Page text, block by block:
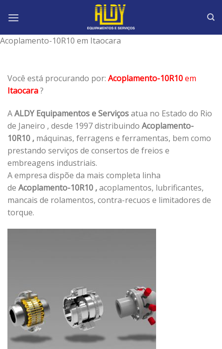
Acoplamento-10R10 em Itaocara
Você está procurando por: Acoplamento-10R10em
Itaocara?
AALDY Equipamentos e Serviçosatua no Estado do Rio
de Janeiro , desde 1997 distribuindo Acoplamento-
10R10 , máquinas, ferragens e ferramentas, bem como
prestando serviços de consertos de freios e
embreagens industriais.
A empresa dispõe da mais completa linha
de Acoplamento-10R10 ,acoplamentos, lubrificantes,
mancais de rolamentos, contra-recuos e limitadores de
torque.